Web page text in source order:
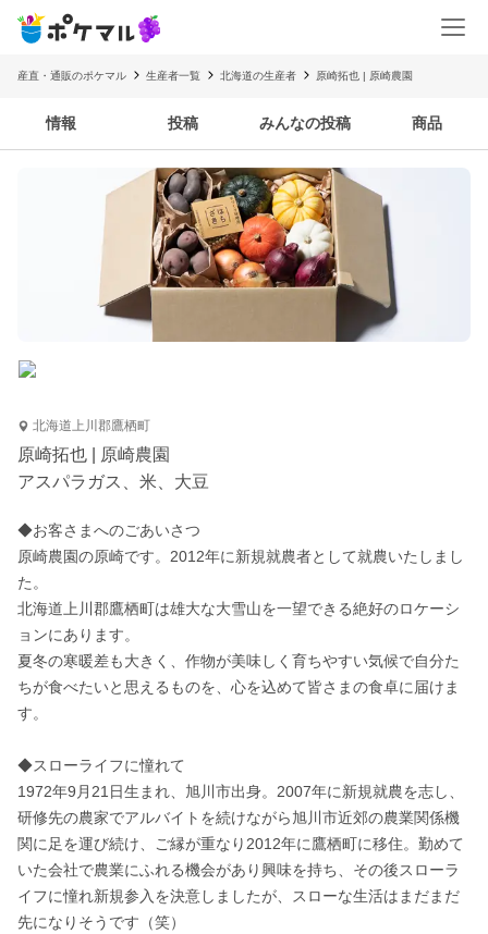
産直・通販のポケマル 生産者一覧 北海道の生産者 原崎拓也 | 原崎農園
情報 投稿 みんなの投稿 商品
北海道上川郡鷹栖町
原崎拓也 | 原崎農園
アスパラガス、米、大豆
◆お客さまへのごあいさつ
原崎農園の原崎です。2012年に新規就農者として就農いたしまし
た。
北海道上川郡鷹栖町は雄大な大雪山を一望できる絶好のロケーシ
ョンにあります。
夏冬の寒暖差も大きく、作物が美味しく育ちやすい気候で自分た
ちが食べたいと思えるものを、心を込めて皆さまの食卓に届けま
す。
◆スローライフに憧れて
1972年9月21日生まれ、旭川市出身。2007年に新規就農を志し、
研修先の農家でアルバイトを続けながら旭川市近郊の農業関係機
関に足を運び続け、ご縁が重なり2012年に鷹栖町に移住。勤めて
いた会社で農業にふれる機会があり興味を持ち、その後スローラ
イフに憧れ新規参入を決意しましたが、スローな生活はまだまだ
先になりそうです（笑）